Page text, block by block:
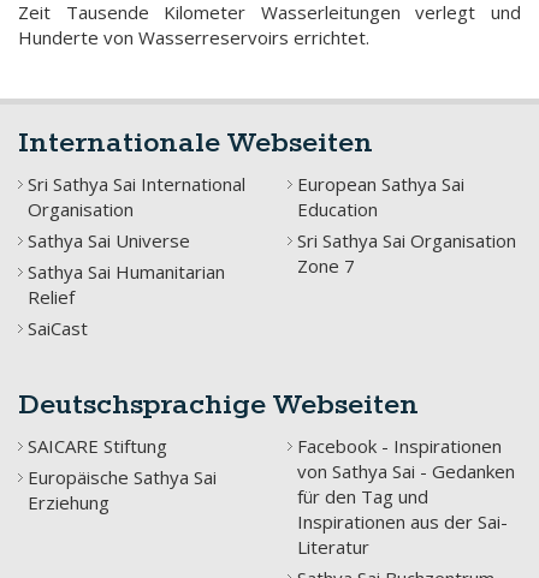
Zeit Tausende Kilometer Wasserleitungen verlegt und
Hunderte von Wasserreservoirs errichtet.
Internationale Webseiten
Sri Sathya Sai International
Organisation
Sathya Sai Universe
Sathya Sai Humanitarian
Relief
SaiCast
European Sathya Sai
Education
Sri Sathya Sai Organisation
Zone 7
Deutschsprachige Webseiten
SAICARE Stiftung
Europäische Sathya Sai
Erziehung
Facebook - Inspirationen
von Sathya Sai - Gedanken
für den Tag und
Inspirationen aus der Sai-
Literatur